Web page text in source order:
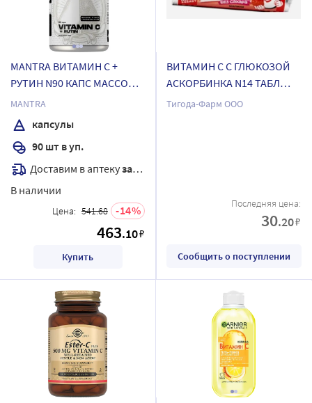
MANTRA ВИТАМИН С +
РУТИН N90 КАПС МАССОЙ
620МГ
MANTRA
капсулы
90 шт в уп.
Доставим в аптекузавтра
В наличии
Цена: 541.68 14
463.10₽
Купить
ВИТАМИН С С ГЛЮКОЗОЙ
АСКОРБИНКА N14 ТАБЛ
МАССОЙ 3Г/СО ВКУСОМ
Тигода-Фарм ООО
Последняя цена:
30.20₽
Сообщить о поступлении